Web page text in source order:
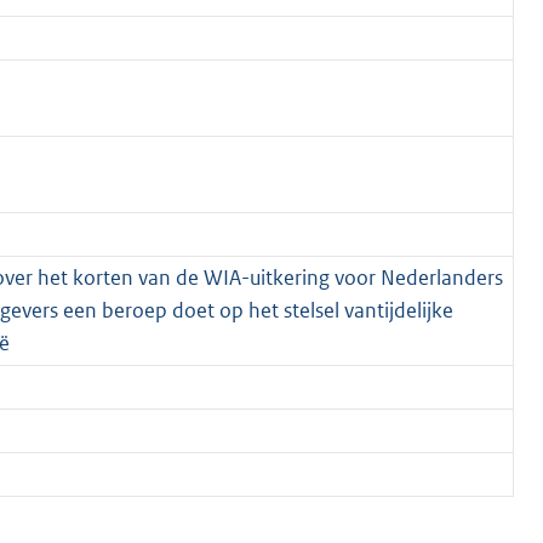
het korten van de WIA-uitkering voor Nederlanders
een beroep doet op het stelsel vantijdelijke